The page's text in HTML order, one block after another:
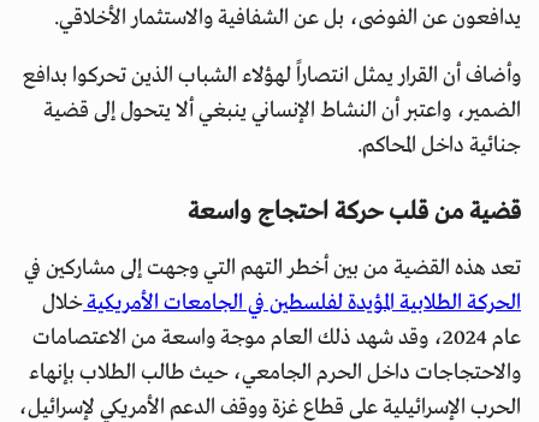
يدافعون عن الفوضى، بل عن الشفافية والاستثمار الأخلاقي.
وأضاف أن القرار يمثل انتصاراً لهؤلاء الشباب الذين تحركوا بدافع
الضمير، واعتبر أن النشاط الإنساني ينبغي ألا يتحول إلى قضية
جنائية داخل المحاكم.
قضية من قلب حركة احتجاج واسعة
تعد هذه القضية من بين أخطر التهم التي وجهت إلى مشاركين في
الحركة الطلابية المؤيدة لفلسطين في الجامعات الأمريكيةخلال
عام 2024، وقد شهد ذلك العام موجة واسعة من الاعتصامات
والاحتجاجات داخل الحرم الجامعي، حيث طالب الطلاب بإنهاء
الحرب الإسرائيلية على قطاع غزة ووقف الدعم الأمريكي لإسرائيل،